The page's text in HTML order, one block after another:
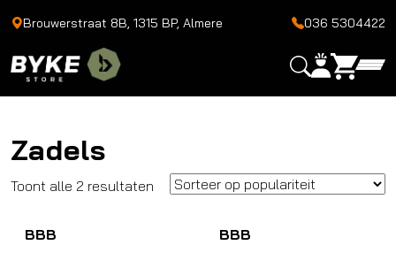
Brouwerstraat 8B, 1315 BP, Almere 036 5304422
Zadels
Toont alle 2 resultaten Gesorteerd
populariteit
BBB BBB